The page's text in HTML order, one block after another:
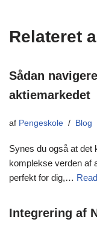
Relateret
Sådan
aktiemarkedet
af Pengeskole Blog
Synes du også at
komplekse verden af
perfekt for dig,…
Integrering af